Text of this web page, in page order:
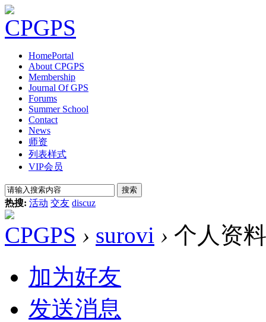
HomePortal
About CPGPS
Membership
Journal Of GPS
Forums
Summer School
Contact
News
师资
列表样式
VIP会员
搜索
热搜: 活动 交友 discuz
CPGPS › surovi › 个人资料
加为好友
发送消息